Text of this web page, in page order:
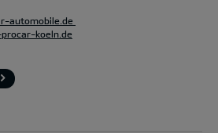
automobile.de
koeln.de